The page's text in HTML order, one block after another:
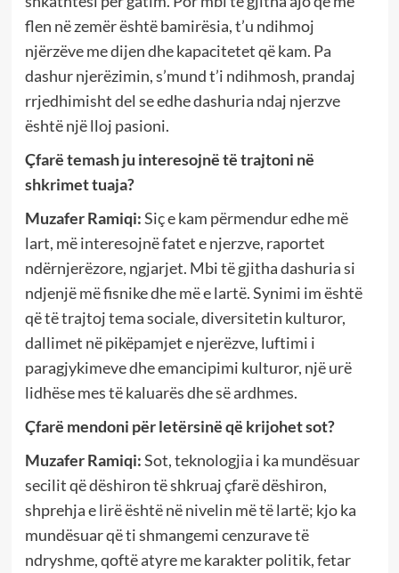
flen në zemër është bamirësia, t’u ndihmoj
njërzëve me dijen dhe kapacitetet që kam. Pa
dashur njerëzimin, s’mund t’i ndihmosh, prandaj
rrjedhimisht del se edhe dashuria ndaj njerzve
është një lloj pasioni.
Çfarë temash ju interesojnë të trajtoni në
shkrimet tuaja?
Muzafer Ramiqi:Siç e kam përmendur edhe më
lart, më interesojnë fatet e njerzve, raportet
ndërnjerëzore, ngjarjet. Mbi të gjitha dashuria si
ndjenjë më fisnike dhe më e lartë. Synimi im është
që të trajtoj tema sociale, diversitetin kulturor,
dallimet në pikëpamjet e njerëzve, luftimi i
paragjykimeve dhe emancipimi kulturor, një urë
lidhëse mes të kaluarës dhe së ardhmes.
Çfarë mendoni për letërsinë që krijohet sot?
Muzafer Ramiqi:Sot, teknologjia i ka mundësuar
secilit që dëshiron të shkruaj çfarë dëshiron,
shprehja e lirë është në nivelin më të lartë; kjo ka
mundësuar që ti shmangemi cenzurave të
ndryshme, qoftë atyre me karakter politik, fetar